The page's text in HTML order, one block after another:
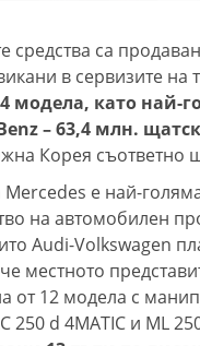
средства са
в сервизите на
модела, като най-
– 63,4 млн.
Корея съответно
Mercedes е най-
на автомобилен
Audi-Volkswagen
местното
от 12 модела с
250 d 4MATIC и ML